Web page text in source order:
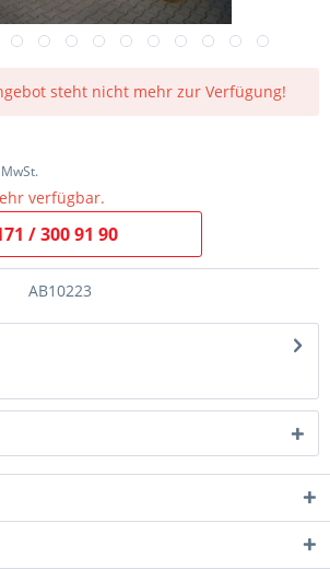
steht nicht mehr zur Verfügung!
verfügbar.
/ 300 91 90
AB10223